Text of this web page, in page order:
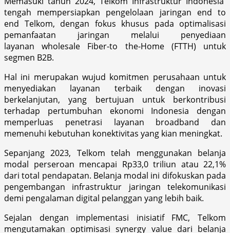
tengah mempersiapkan pengelolaan jaringan end to
end Telkom, dengan fokus khusus pada optimalisasi
pemanfaatan jaringan melalui penyediaan
layanan wholesale Fiber-to the-Home (FTTH) untuk
segmen B2B.
Hal ini merupakan wujud komitmen perusahaan untuk
menyediakan layanan terbaik dengan inovasi
berkelanjutan, yang bertujuan untuk berkontribusi
terhadap pertumbuhan ekonomi Indonesia dengan
memperluas penetrasi layanan broadband dan
memenuhi kebutuhan konektivitas yang kian meningkat.
Sepanjang 2023, Telkom telah menggunakan belanja
modal perseroan mencapai Rp33,0 triliun atau 22,1%
dari total pendapatan. Belanja modal ini difokuskan pada
pengembangan infrastruktur jaringan telekomunikasi
demi pengalaman digital pelanggan yang lebih baik.
Sejalan dengan implementasi inisiatif FMC, Telkom
mengutamakan optimisasi synergy value dari belanja